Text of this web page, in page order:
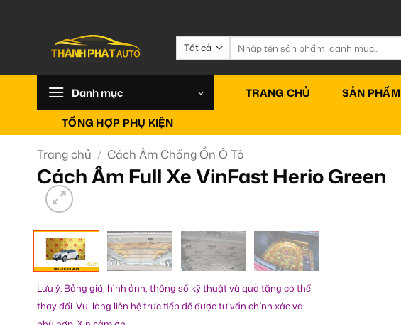
Tìm
kiếm:
Danh mục TRANG CHỦ SẢN PHẨM
TỔNG HỢP PHỤ KIỆN
Trang chủ / Cách Âm Chống Ồn Ô Tô
Cách Âm Full Xe VinFast Herio Green
Lưu ý: Bảng giá, hình ảnh, thông số kỹ thuật và quà tặng có thể
thay đổi. Vui lòng liên hệ trực tiếp để được tư vấn chính xác và